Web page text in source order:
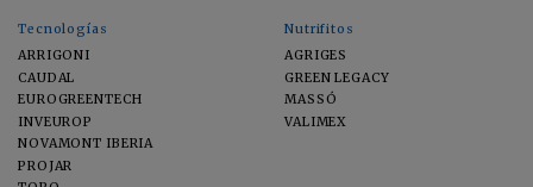
Tecnologías
ARRIGONI
CAUDAL
EUROGREENTECH
INVEUROP
NOVAMONT IBERIA
PROJAR
Nutrifitos
AGRIGES
GREEN LEGACY
MASSÓ
VALIMEX